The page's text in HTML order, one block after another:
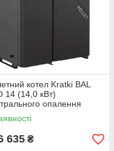
котел Kratki BAL
14 (14,0 кВт)
опалення
635 ₴